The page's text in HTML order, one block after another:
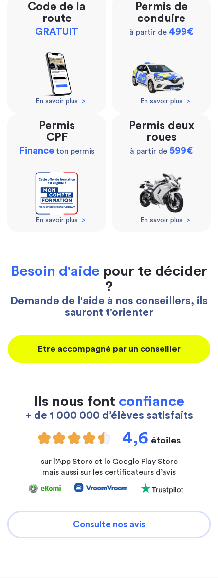
Code de la
route
GRATUIT
En savoir plus >
Permis de
conduire
à partir de 499€
En savoir plus >
Permis
CPF
Finance ton permis
En savoir plus >
Permis deux
roues
à partir de 599€
En savoir plus >
Besoin d'aide pour te décider
?
Demande de l'aide à nos conseillers, ils
sauront t'orienter
Etre accompagné par un conseiller
Ils nous font confiance
+ de 1 000 000 d’élèves satisfaits
4,6 étoiles
sur l’App Store et le Google Play Store
mais aussi sur les certificateurs d’avis
Consulte nos avis